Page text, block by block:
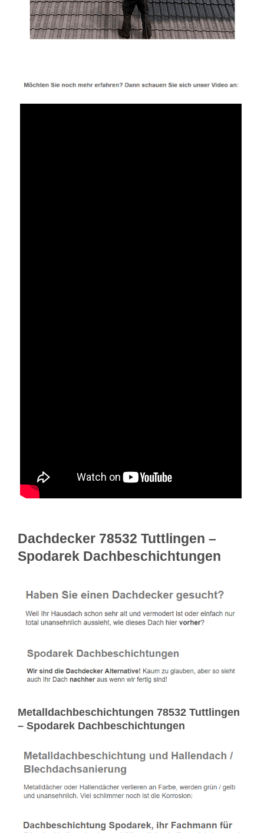
Dachdecker 78532 Tuttlingen –
Spodarek Dachbeschichtungen
Metalldachbeschichtungen 78532 Tuttlingen
– Spodarek Dachbeschichtungen